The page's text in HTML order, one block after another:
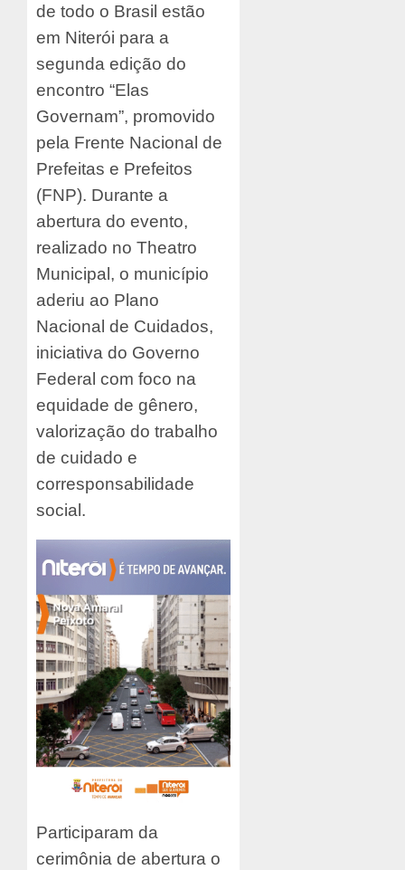
de todo o Brasil estão
em Niterói para a
segunda edição do
encontro “Elas
Governam”, promovido
pela Frente Nacional de
Prefeitas e Prefeitos
(FNP). Durante a
abertura do evento,
realizado no Theatro
Municipal, o município
aderiu ao Plano
Nacional de Cuidados,
iniciativa do Governo
Federal com foco na
equidade de gênero,
valorização do trabalho
de cuidado e
corresponsabilidade
social.
Participaram da
cerimônia de abertura o